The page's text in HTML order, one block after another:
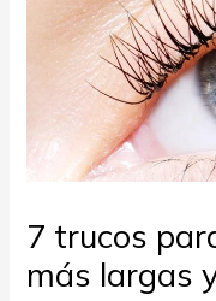
7 trucos
más largas